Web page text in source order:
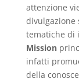
attenzione
divulgazione
tematiche di
Mission
infatti
della